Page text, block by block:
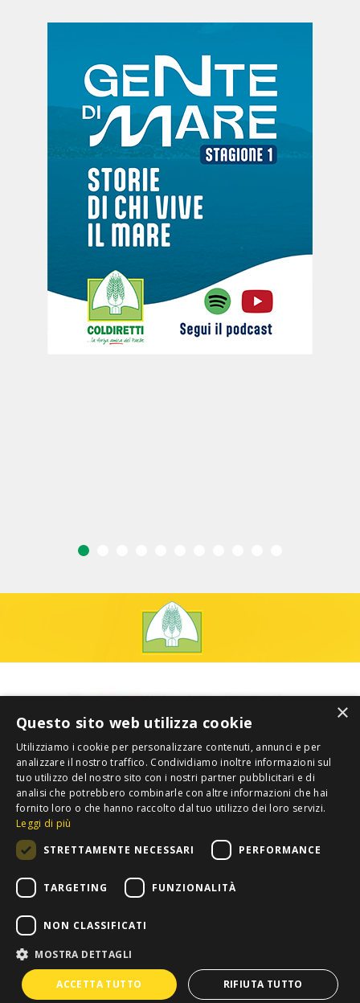
Copyright 2012 COLDIRETTI. Tutti i diritti riservati. -Privacy
Confederazione Nazionale Coltivatori Diretti
×
Questo sito web utilizza cookie
Utilizziamo i cookie per personalizzare contenuti, annunci e per
analizzare il nostro traffico. Condividiamo inoltre informazioni sul
tuo utilizzo del nostro sito con i nostri partner pubblicitari e di
analisi che potrebbero combinarle con altre informazioni che hai
fornito loro o che hanno raccolto dal tuo utilizzo dei loro servizi.
Leggi di più
STRETTAMENTE NECESSARI
PERFORMANCE
TARGETING FUNZIONALITÀ
NON CLASSIFICATI
MOSTRA DETTAGLI
ACCETTA TUTTO RIFIUTA TUTTO